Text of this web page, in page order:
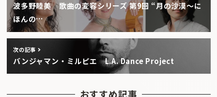
波多野睦美 歌曲の変容シリーズ 第9回 “月の沙漠〜に
ほんの…
次の記事
バンジャマン・ミルピエ L.A. Dance Project
おすすめ記事